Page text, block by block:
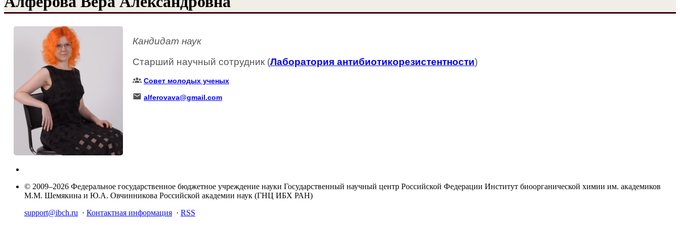
Кандидат наук
Старший научный сотрудник (Лаборатория антибиотикорезистентности)
Совет молодых ученых
alferovava@gmail.com
© 2009–2026 Федеральное государственное бюджетное учреждение науки Государственный научный центр Российской Федерации Институт биоорганической химии им. академиков
М.М. Шемякина и Ю.А. Овчинникова Российской академии наук (ГНЦ ИБХ РАН)
support@ibch.ru · Контактная информация · RSS